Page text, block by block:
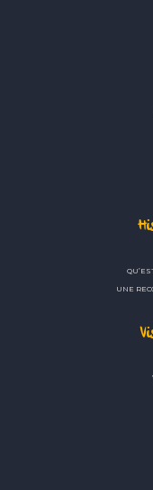
UNE